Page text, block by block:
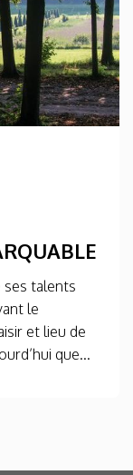
ses talents
le
et lieu de
que...